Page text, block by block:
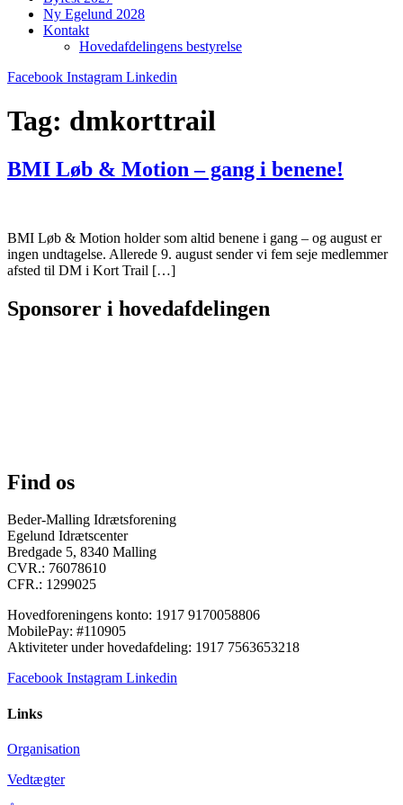
Ny Egelund 2028
Kontakt
Hovedafdelingens bestyrelse
Facebook Instagram Linkedin
Tag: dmkorttrail
BMI Løb & Motion – gang i benene!
BMI Løb & Motion holder som altid benene i gang – og august er
ingen undtagelse. Allerede 9. august sender vi fem seje medlemmer
afsted til DM i Kort Trail […]
Sponsorer i hovedafdelingen
Find os
Beder-Malling Idrætsforening
Egelund Idrætscenter
Bredgade 5, 8340 Malling
CVR.: 76078610
CFR.: 1299025
Hovedforeningens konto: 1917 9170058806
MobilePay: #110905
Aktiviteter under hovedafdeling: 1917 7563653218
Facebook Instagram Linkedin
Links
Organisation
Vedtægter